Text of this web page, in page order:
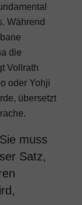
Während
die
Vollrath
oder Yohji
übersetzt
muss
Satz,